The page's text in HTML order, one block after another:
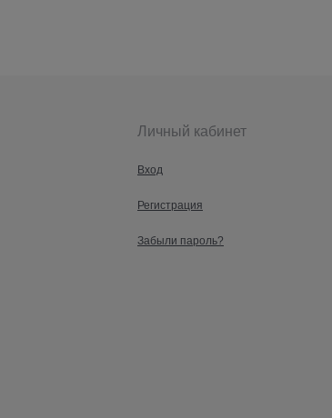
Личный кабинет
Вход
Регистрация
Забыли пароль?